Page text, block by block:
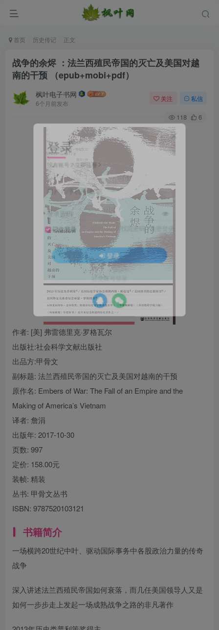
首页 历史传记 正文
战争的余烬 ：法兰西殖民帝国的灭亡及美国对越
南的干预 （epub+mobi+pdf）
枫叶电子书网
6个月前发布
关注 私信
118 6
作者: [美] 弗雷德里克·罗格瓦尔
出版社:社会科学文献出版社
出品方:甲骨文
副标题: 法兰西殖民帝国的灭亡及美国对越南的干预
原作名: Embers of War: The Fall of an Empire and the
Making of America’s Vietnam
译者: 詹涓
出版年: 2017-10-30
页数: 997
定价: 158.00元
装帧: 精装
丛书: 甲骨文丛书
ISBN: 9787520103121
书籍简介
一场横跨20世纪中叶、驱动国际事务中各股政治力量的传奇
战争
深入讲述法兰西殖民帝国如何衰落，而几任美国领导人又是
如何一步步走上发起一场成熟战争之路的非凡著作
登录
没有账号？立即注册
用户名/手机号/邮箱
登录密码
记住登录 找回密码|免密登录
登录
社交账号登录